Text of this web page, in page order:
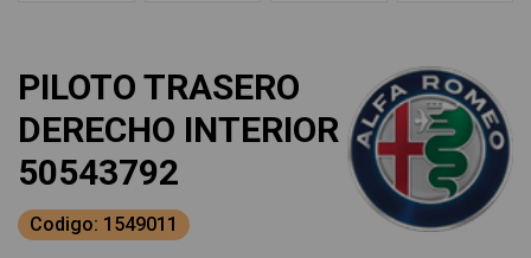
PILOTO TRASERO
DERECHO INTERIOR
50543792
Codigo: 1549011